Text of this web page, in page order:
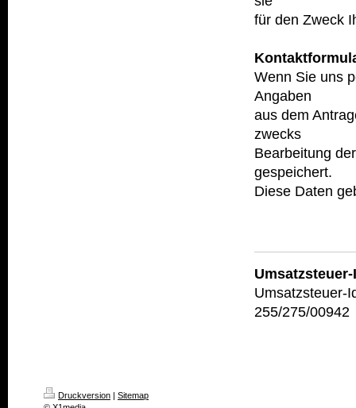
für den Zweck
Wenn Sie uns
Angaben
aus dem
zwecks
Bearbeitung
gespeichert.
Diese Daten
Umsatzsteuer-
Umsatzsteuer-
255/275/00942
Druckversion | Sitemap